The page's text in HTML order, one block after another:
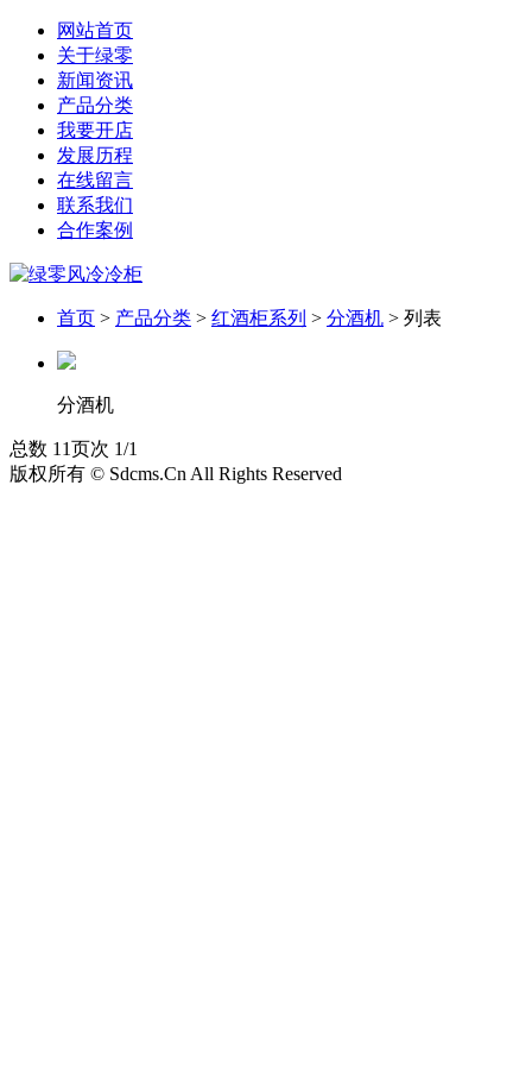
网站首页
关于绿零
新闻资讯
产品分类
我要开店
发展历程
在线留言
联系我们
合作案例
首页 > 产品分类 > 红酒柜系列 > 分酒机 > 列表
分酒机
总数 1 1页次 1/1
版权所有 © Sdcms.Cn All Rights Reserved